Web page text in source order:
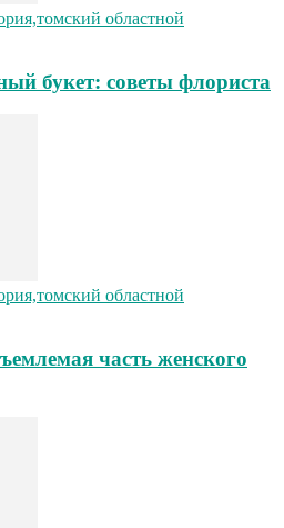
областной
букет: советы флориста
областной
часть женского